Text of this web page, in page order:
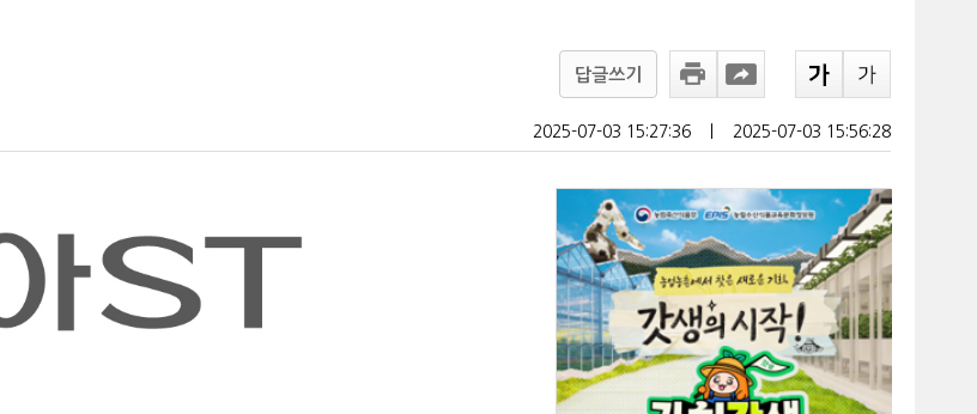
답글쓰기
2025-07-03 15:27:36 2025-07-03 15:56:28